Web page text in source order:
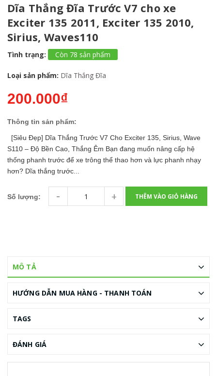
Dĩa Thắng Đĩa Trước V7 cho xe
Exciter 135 2011, Exciter 135 2010,
Sirius, Waves110
Tình trạng: Còn 78 sản phẩm
Loại sản phẩm: Dĩa Thắng Đĩa
200.000₫
Thông tin sản phẩm:
[Siêu Đẹp] Dĩa Thắng Trước V7 Cho Exciter 135, Sirius, Wave
S110 – Độ Bền Cao, Thắng Êm Bạn đang muốn nâng cấp hệ
thống phanh trước để xe trông thể thao hơn và lực phanh nhạy
hơn? Dĩa thắng trước...
Số lượng: - + THÊM VÀO GIỎ HÀNG
MÔ TẢ
HƯỚNG DẪN MUA HÀNG - THANH TOÁN
TAGS
ĐÁNH GIÁ